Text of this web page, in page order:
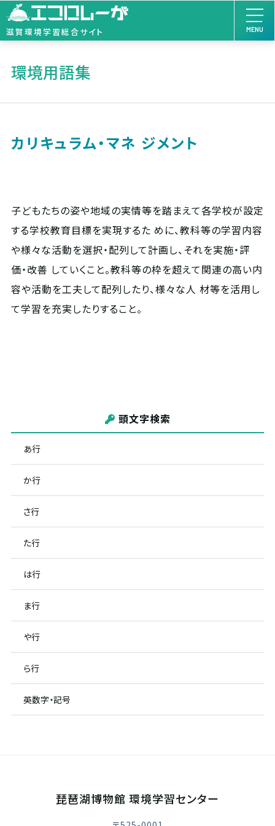
滋賀環境学習総合サイト MENU
環境用語集
カリキュラム・マネ ジメント
子どもたちの姿や地域の実情等を踏まえて各学校が設定
する学校教育目標を実現するた めに、教科等の学習内容
や様々な活動を選択・配列して計画し、それを実施・評
価・改善 していくこと。教科等の枠を超えて関連の高い内
容や活動を工夫して配列したり、様々な人 材等を活用し
て学習を充実したりすること。
頭文字検索
あ行
か行
さ行
た行
は行
ま行
や行
ら行
英数字・記号
琵琶湖博物館 環境学習センター